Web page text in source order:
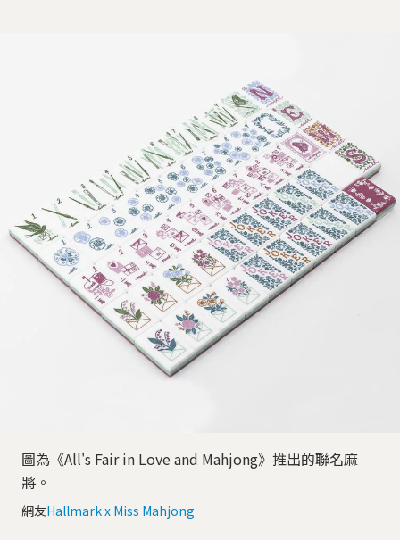
圖為《All's Fair in Love and Mahjong》推出的聯名麻
將。
網友Hallmark x Miss Mahjong